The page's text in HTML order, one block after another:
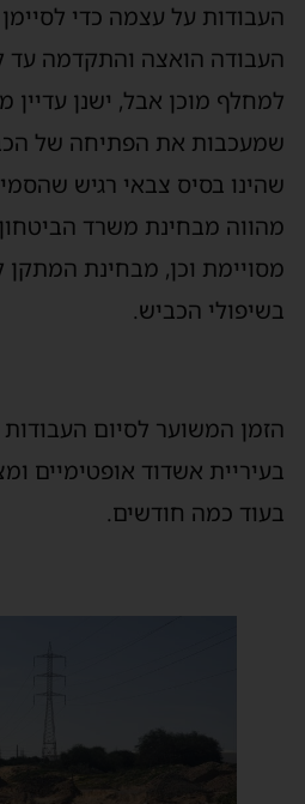
על עצמה כדי לסיימן
הואצה והתקדמה עד
מוכן אבל, ישנן עדיין
את הפתיחה של
בסיס צבאי רגיש
מבחינת משרד הביטחון
וכן, מבחינת המתקן
הכביש.
המשוער לסיום העבודות
אשדוד אופטימיים
כמה חודשים.